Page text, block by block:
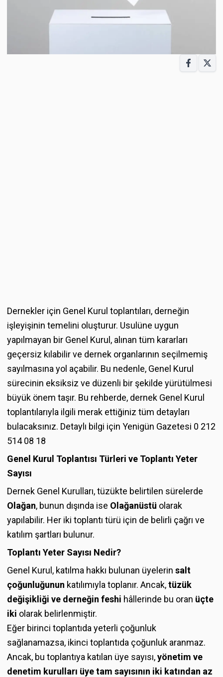
Dernekler için Genel Kurul toplantıları, derneğin
işleyişinin temelini oluşturur. Usulüne uygun
yapılmayan bir Genel Kurul, alınan tüm kararları
geçersiz kılabilir ve dernek organlarının seçilmemiş
sayılmasına yol açabilir. Bu nedenle, Genel Kurul
sürecinin eksiksiz ve düzenli bir şekilde yürütülmesi
büyük önem taşır. Bu rehberde, dernek Genel Kurul
toplantılarıyla ilgili merak ettiğiniz tüm detayları
bulacaksınız. Detaylı bilgi için Yenigün Gazetesi 0 212
514 08 18
Genel Kurul Toplantısı Türleri ve Toplantı Yeter
Sayısı
Dernek Genel Kurulları, tüzükte belirtilen sürelerde
Olağan, bunun dışında ise Olağanüstü olarak
yapılabilir. Her iki toplantı türü için de belirli çağrı ve
katılım şartları bulunur.
Toplantı Yeter Sayısı Nedir?
Genel Kurul, katılma hakkı bulunan üyelerin salt
çoğunluğunun katılımıyla toplanır. Ancak,tüzük
değişikliği ve derneğin feshi hâllerinde bu oran üçte
iki olarak belirlenmiştir.
Eğer birinci toplantıda yeterli çoğunluk
sağlanamazsa, ikinci toplantıda çoğunluk aranmaz.
Ancak, bu toplantıya katılan üye sayısı,yönetim ve
denetim kurulları üye tam sayısının iki katından az